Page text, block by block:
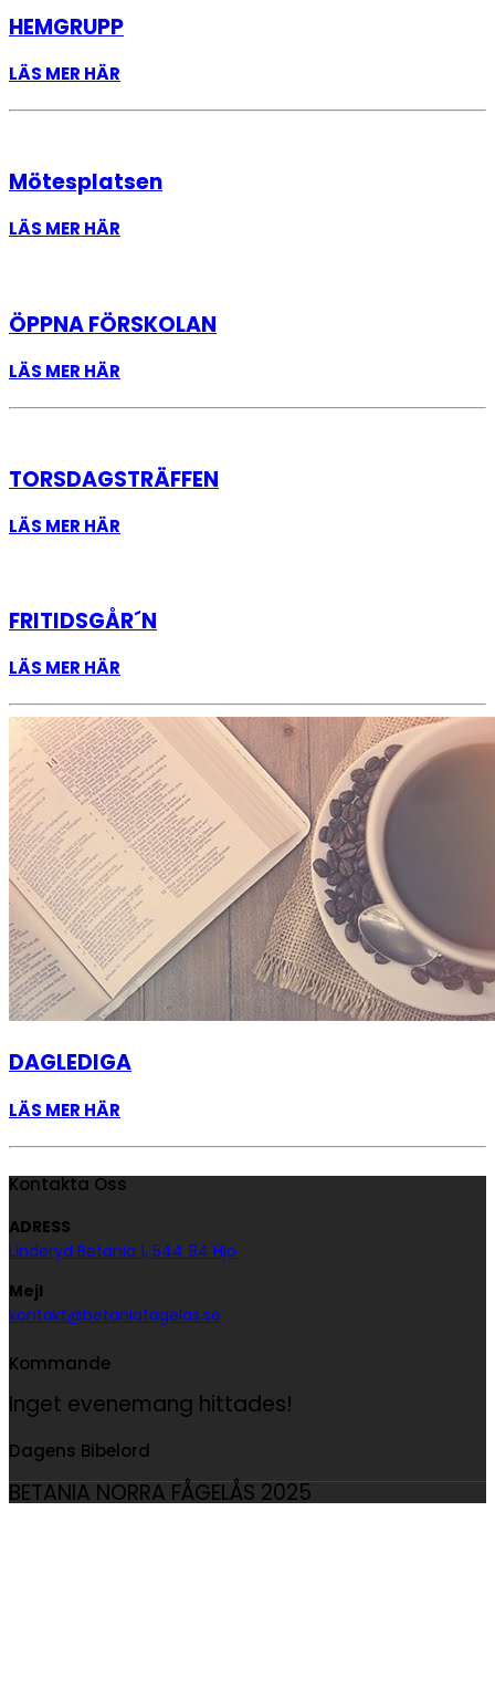
HEMGRUPP
LÄS MER HÄR
Mötesplatsen
LÄS MER HÄR
ÖPPNA FÖRSKOLAN
LÄS MER HÄR
TORSDAGSTRÄFFEN
LÄS MER HÄR
FRITIDSGÅR´N
LÄS MER HÄR
DAGLEDIGA
LÄS MER HÄR
Kontakta Oss
ADRESS
Linderyd Betania 1, 544 94 Hjo
Mejl
kontakt@betaniafagelas.se
Kommande
Inget evenemang hittades!
Dagens Bibelord
BETANIA NORRA FÅGELÅS 2025